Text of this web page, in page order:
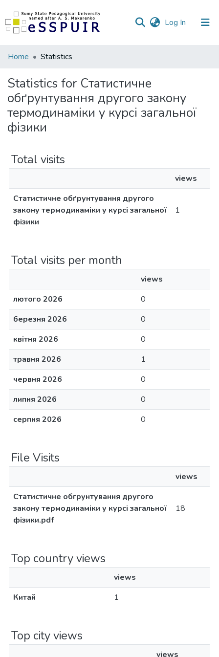
Log In (current)
Communities
Collections
All of DSpace
Home Statistics
Statistics for Статистичне
обґрунтування другого закону
термодинаміки у курсі загальної
фізики
Total visits
views
Статистичне обґрунтування другого
закону термодинаміки у курсі загальної
фізики
1
Total visits per month
views
лютого 2026
0
березня 2026
0
квітня 2026
0
травня 2026
1
червня 2026
0
липня 2026
0
серпня 2026
0
File Visits
views
Статистичне обгрунтування другого
закону термодинаміки у курсі загальної
фізики.pdf
18
Top country views
views
Китай
1
Top city views
views